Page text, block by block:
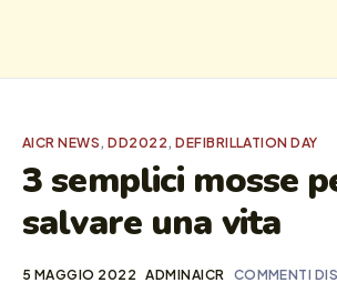
CHI
I SALVATI
FORMAZIONE
AICR NEWS,DD2022,DEFIBRILLATION DAY
3 semplici mosse
salvare una vita
5 MAGGIO 2022 ADMINAICR COMMENTI